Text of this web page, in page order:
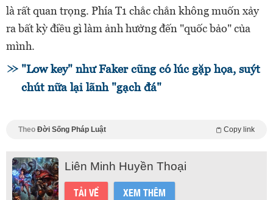
là rất quan trọng. Phía T1 chắc chắn không muốn xảy
ra bất kỳ điều gì làm ảnh hưởng đến "quốc bảo" của
mình.
"Low key" như Faker cũng có lúc gặp họa, suýt
chút nữa lại lãnh "gạch đá"
Theo Đời Sống Pháp Luật Copy link
Liên Minh Huyền Thoại
TẢI VỀ XEM THÊM